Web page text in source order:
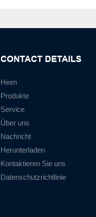
CONTACT DETAILS
Heim
Produkte
Service
Über uns
Nachricht
Herunterladen
Kontaktieren Sie uns
Datenschutzrichtlinie